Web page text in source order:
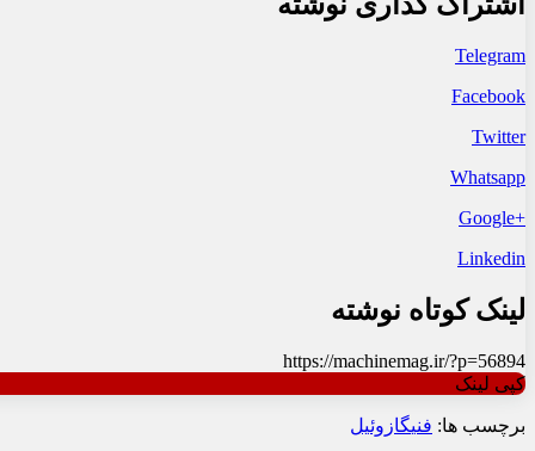
Telegram
Facebook
Twitter
Whatsapp
+Google
Linkedin
لینک کوتاه نوشته
https://machinemag.ir/?p=56894
کپی لینک
برچسب ها: فنیگازوئیل